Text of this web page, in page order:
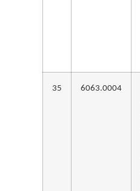
35 6063.0004